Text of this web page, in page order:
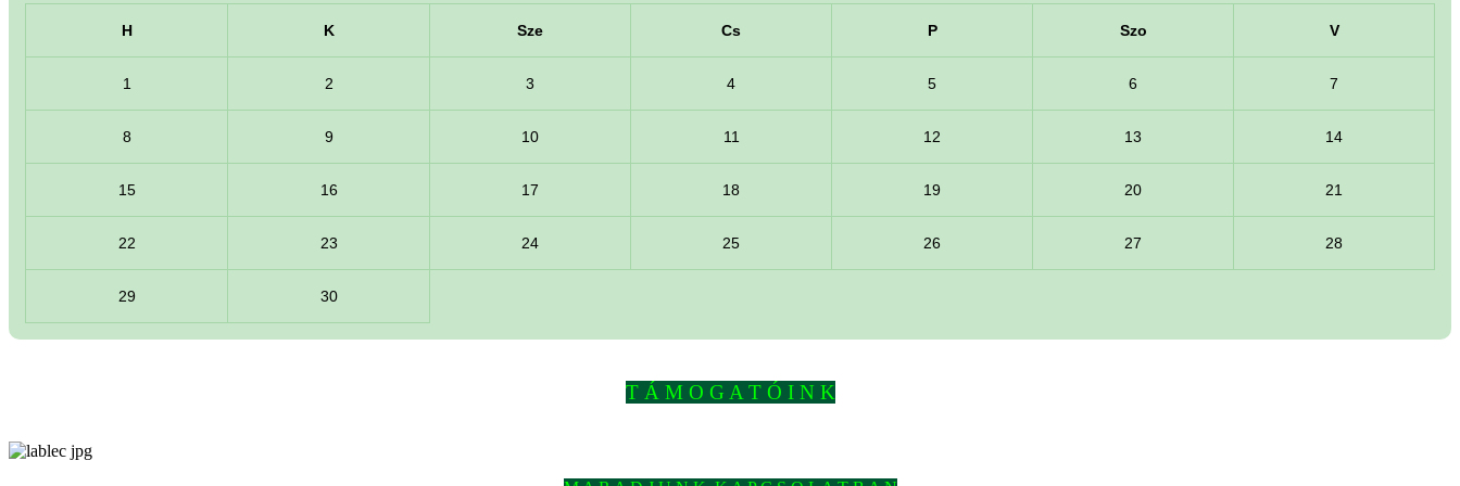
H K Sze Cs P Szo V
1 2 3 4 5 6 7
8 9 10 11 12 13 14
15 16 17 18 19 20 21
22 23 24 25 26 27 28
29 30
T Á M O G A T Ó I N K